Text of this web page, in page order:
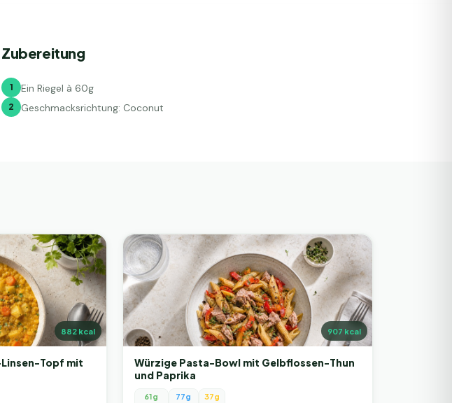
Zubereitung
1 Ein Riegel à 60g
2 Geschmacksrichtung: Coconut
882kcal
Topf mit
907 kcal
Würzige Pasta-Bowl mit Gelbflossen-Thun
und Paprika
61g 77g 37g